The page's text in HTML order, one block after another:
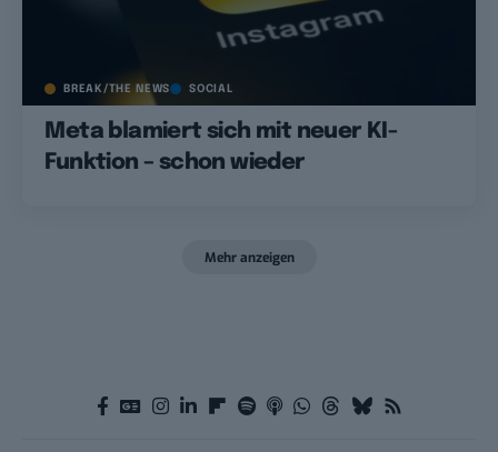
BREAK/THE NEWS SOCIAL
Meta blamiert sich mit neuer KI-
Funktion – schon wieder
Mehr anzeigen